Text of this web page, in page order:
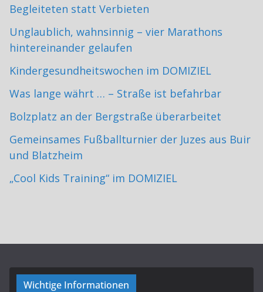
Begleiteten statt Verbieten
Unglaublich, wahnsinnig – vier Marathons
hintereinander gelaufen
Kindergesundheitswochen im DOMIZIEL
Was lange währt … – Straße ist befahrbar
Bolzplatz an der Bergstraße überarbeitet
Gemeinsames Fußballturnier der Juzes aus Buir
und Blatzheim
„Cool Kids Training“ im DOMIZIEL
Wichtige Informationen